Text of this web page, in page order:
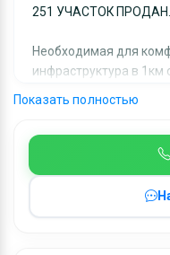
251 УЧАСТОК ПРОДАН.
Необходимая для
инфраструктура в 1км
Показы участков
Звоните!
Показать полностью